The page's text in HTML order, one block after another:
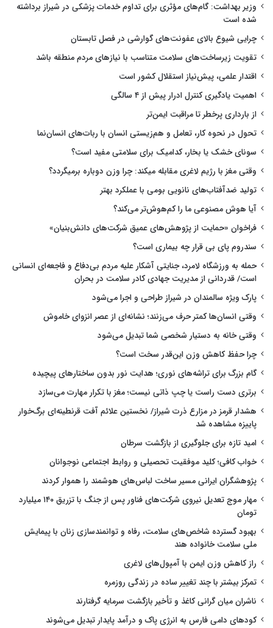
وزیر بهداشت: گام‌های مؤثری برای تداوم خدمات پزشکی در شیراز برداشته
شده است
چرایی شیوع بالای عفونت‌های گوارشی در فصل تابستان
تقویت زیرساخت‌های سلامت متناسب با نیازهای مردم منطقه باشد
اقتدار علمی، پیش‌نیاز استقلال کشور است
اهمیت یادگیری کنترل ادرار پیش از ۴ سالگی
از بارداری پرخطر تا مراقبت ایمن‌تر
تحول در نحوه کار، تعامل و هم‌زیستی انسان با ربات‌های انسان‌نما
سونای خشک یا بخار، کدامیک برای سلامتی مفید است؟
وقتی مغز با رژیم لاغری مقابله میکند: چرا وزن دوباره برمیگردد؟
تولید ضدآفتاب‌های نانویی بومی با عملکرد بهتر
آیا هوش مصنوعی ما را کم‌هوش‌تر می‌کند؟
فراخوان «حمایت از پژوهش‌های عمیق شرکت‌های دانش‌بنیان»
سندروم پای بی قرار چه بیماری است؟
حمله به ورزشگاه لامرد، جنایتی آشکار علیه مردم بی‌دفاع و فاجعه‌ای انسانی
است/ قدردانی از مدیریت جهادی کادر سلامت در بحران
پارک ویژه سالمندان در شیراز طراحی و اجرا می‌شود
وقتی انسان‌ها کمتر حرف می‌زنند؛ نشانه‌ای از عصر انزوای خاموش
وقتی خانه به دستیار شخصی شما تبدیل می‌شود
چرا حفظ کاهش وزن این‌قدر سخت است؟
گام بزرگ برای تراشه‌های نوری؛ هدایت نور بدون ساختارهای پیچیده
برتری دست راست یا چپ ذاتی نیست؛ مغز با تکرار مهارت می‌سازد
هشدار قرمز در مزارع ذرت شیراز/ نخستین علائم آفت قرنطینه‌ای برگ‌خوار
پاییزه مشاهده شد
امید تازه برای جلوگیری از بازگشت سرطان
خواب کافی؛ کلید موفقیت تحصیلی و روابط اجتماعی نوجوانان
پژوهشگران ایرانی مسیر ساخت لباس‌های هوشمند را هموار کردند
مهار موج تعدیل نیروی شرکت‌های فناور پس از جنگ با تزریق ۱۴۰ میلیارد
تومان
بهبود گسترده شاخص‌های سلامت، رفاه و توانمندسازی زنان با پیمایش
ملی سلامت خانواده هند
راز کاهش وزن ایمن با آمپول‌های لاغری
تمرکز بیشتر با چند تغییر ساده در زندگی روزمره
ناشران میان گرانی کاغذ و تأخیر بازگشت سرمایه گرفتارند
کودهای دامی فارس به انرژی پاک و درآمد پایدار تبدیل می‌شوند